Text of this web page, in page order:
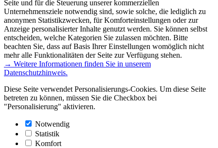
Seite und für die Steuerung unserer kommerziellen
Unternehmensziele notwendig sind, sowie solche, die lediglich zu
anonymen Statistikzwecken, für Komforteinstellungen oder zur
Anzeige personalisierter Inhalte genutzt werden. Sie können selbst
entscheiden, welche Kategorien Sie zulassen möchten. Bitte
beachten Sie, dass auf Basis Ihrer Einstellungen womöglich nicht
mehr alle Funktionalitäten der Seite zur Verfügung stehen.
→ Weitere Informationen finden Sie in unserem
Datenschutzhinweis.
Diese Seite verwendet Personalisierungs-Cookies. Um diese Seite
betreten zu können, müssen Sie die Checkbox bei
"Personalisierung" aktivieren.
Notwendig
Statistik
Komfort